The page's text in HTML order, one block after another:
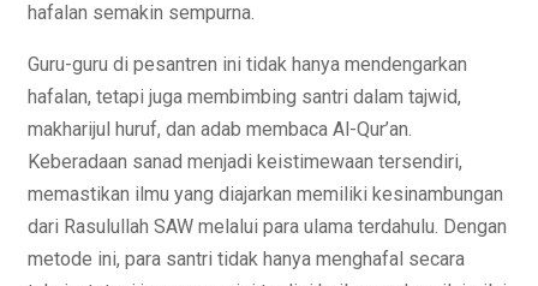
hafalan semakin sempurna.
Guru-guru di pesantren ini tidak hanya mendengarkan
hafalan, tetapi juga membimbing santri dalam tajwid,
makharijul huruf, dan adab membaca Al-Qur’an.
Keberadaan sanad menjadi keistimewaan tersendiri,
memastikan ilmu yang diajarkan memiliki kesinambungan
dari Rasulullah SAW melalui para ulama terdahulu. Dengan
metode ini, para santri tidak hanya menghafal secara